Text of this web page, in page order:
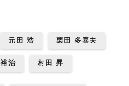
元田 浩 栗田 多喜夫
治 村田 昇